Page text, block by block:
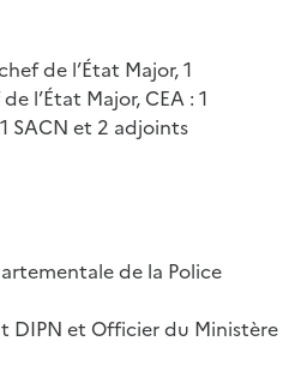
de l’État Major, 1
l’État Major, CEA : 1
SACN et 2 adjoints
de la Police
DIPN et Officier du Ministère